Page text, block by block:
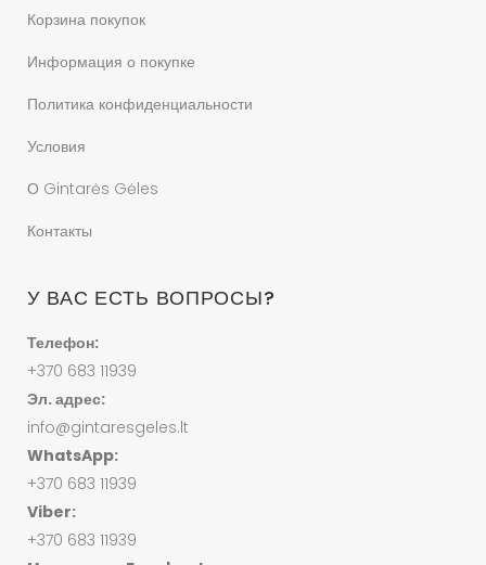
Корзина покупок
Информация о покупке
Политика конфиденциальности
Условия
О Gintarės Gėles
Контакты
У ВАС ЕСТЬ ВОПРОСЫ?
Телефон:
+370 683 11939
Эл. адрес:
info@gintaresgeles.lt
WhatsApp:
+370 683 11939
Viber:
+370 683 11939